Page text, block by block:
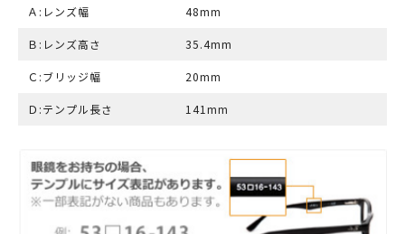
Ａ:レンズ幅 48mm
Ｂ:レンズ高さ 35.4mm
Ｃ:ブリッジ幅 20mm
Ｄ:テンプル長さ 141mm